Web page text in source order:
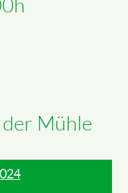
Mühle